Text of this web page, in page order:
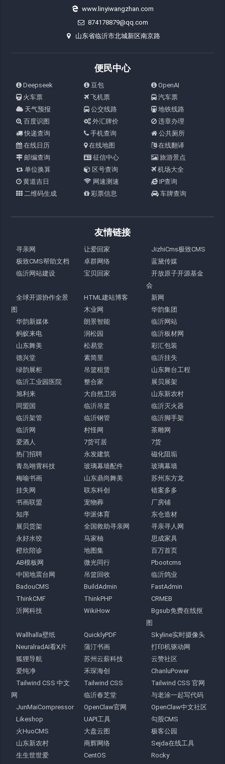
www.linyiwangzhan.com
874178879@qq.com
山东省临沂市北城新区南京路
便民中心
Deepseek 豆包
OpenAI
火车票
飞机票
汽车票
天气预报
公交线路
地铁线路
百度识图
外汇牌价
违章办理
快递查询
手机查询
公共厕所
在线日历
在线地图
在线翻译
邮编查询
征信中心
旅游景点
单位换算
区号查询
机场大全
黄道吉日
网速测速
IP查询
二维码生成
彩票信息 车牌查询
友情链接
寻亲网 让爱回家
JizhiCms极致CMS
极致CMS帮助文档
卓群网络
蓝黛传媒
临沂网站建设
宝贝回家
开放原子开源基金
会
全球开源协作全景
图
HTML建站博客
新网
木业网
华韵集团
华韵新媒体
朗景智能
临沂网站
蚂蚁来电
润松园
临沂板材网
山东舞美
松易堂
彩汇包装
德兴堂
素简里
临沂挂失
绿韵展柜
吊篮租赁
山东舞台工程
临沂工业园医院
整合家
展贝展架
旭利来
大自然卫浴
山东新农村
同盟国
临沂吊篮
临沂灭火器
临沂架管
临沂钢管
临沂脚手架
临沂网
村怪网
茶雕网
爱酒人
7货可居
7货
热门招聘
永发建筑
磁化阻垢
青岛翊霄科技
玻璃幕墙配件
玻璃幕墙
梅喻书画
山东鼎尚舞美
苏州东方龙
挂失网
联东科创
错案多多
书画联盟
宠物葬
厂房铺
知序
华派体育
东仓造材
展贝货架
全国救助寻亲网
寻亲寻人网
永好水饺
马家柚
思成家具
橙欣陪诊
地图集
百万首页
AB模板网
微光同行
Pbootcms
中国地震台网
吊篮回收
临沂鸽业
BadouCMS
BuildAdmin
FastAdmin
ThinkCMF
ThinkPHP
CRMEB
沂网科技
WikiHow
Bgsub免费在线抠
图
Wallhalla壁纸
QuicklyPDF
Skyline实时摄像头
NeuralradAI看X片
蒲汀书画
打印机驱动网
狐狸导航
苏州云薪科技
云赞社区
爱纯净
禾琛海创
ChanluPower
Tailwind CSS 中文
网
Tailwind CSS
Tailwind CSS 官网
临沂春芝堂
与老涂一起写代码
JunMaiCompressor
OpenClaw官网
OpenClaw中文社区
Likeshop
UAPI工具
勾股CMS
火HuoCMS
大盘云图
极客公园
山东新农村
商辉网络
Sejda在线工具
生生世世爱
CentOS
Rocky